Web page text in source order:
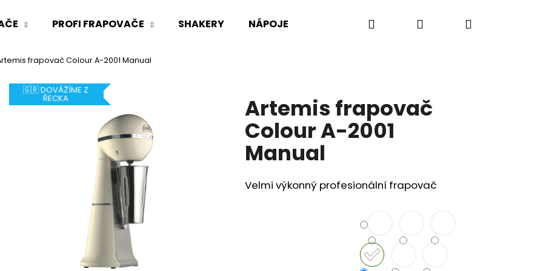
PROFI FRAPOVAČE SHAKERY NÁPOJE PŘÍSLUŠENSTVÍ LISY NA CITRUSY
Hledat PřihlášeníNákupní
frapovač Colour A-2001 Manual
Artemis frapovač
Colour A-2001
Manual
Velmi výkonný profesionální frapovač
🇬🇷 DOVÁŽÍME Z
ŘECKA
Co potřebujete najít?
Doporučujeme